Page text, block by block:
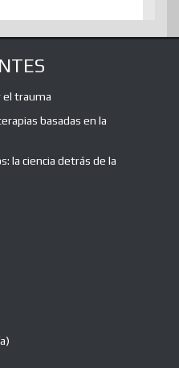
el trauma
basadas en la
la ciencia detrás de la